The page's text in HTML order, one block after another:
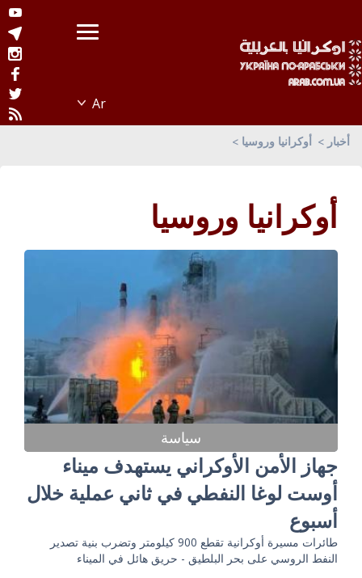
أخبار أوكرانيا وروسيا
أوكرانيا وروسيا
سياسة
جهاز الأمن الأوكراني يستهدف ميناء
أوست لوغا النفطي في ثاني عملية خلال
أسبوع
طائرات مسيرة أوكرانية تقطع 900 كيلومتر وتضرب بنية تصدير
النفط الروسي على بحر البلطيق - حريق هائل في الميناء